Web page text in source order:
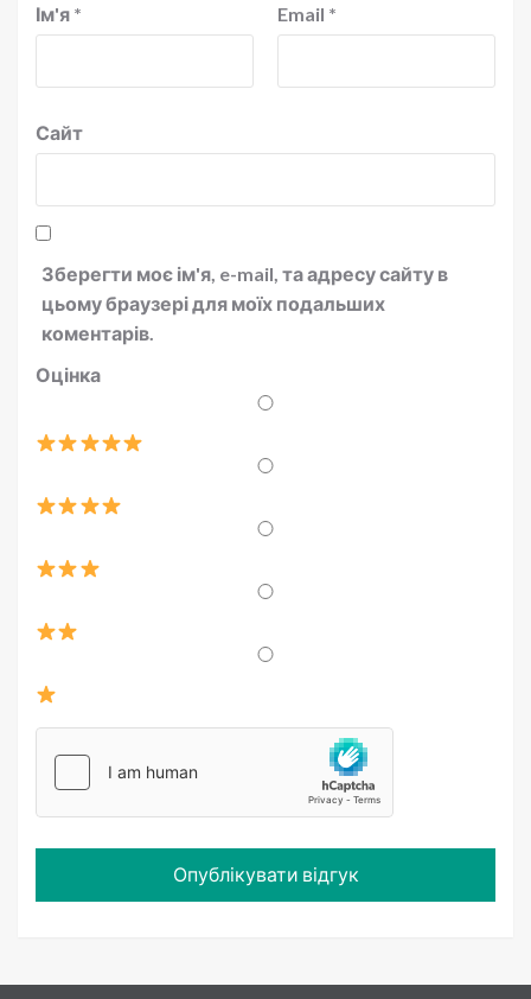
Ім'я * Email *
Сайт
Зберегти моє ім'я, e-mail, та адресу сайту в
цьому браузері для моїх подальших
коментарів.
Оцінка